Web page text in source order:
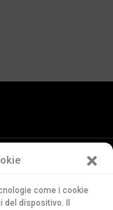
come i cookie
dispositivo. Il